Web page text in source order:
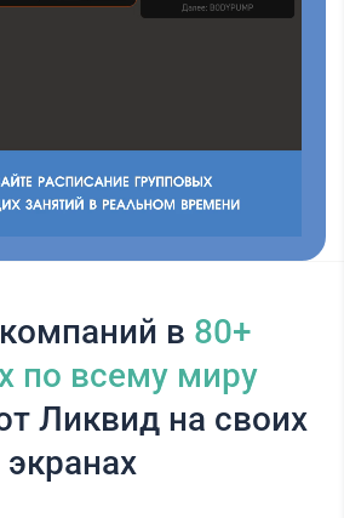
компаний в 80+
по всему миру
Ликвид на своих
экранах